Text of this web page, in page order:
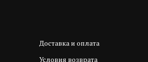
Доставка и оплата
Условия возврата